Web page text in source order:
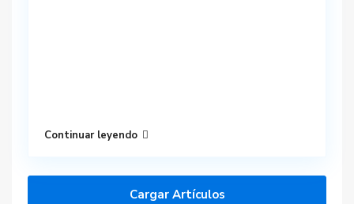
Continuar leyendo
Cargar Artículos